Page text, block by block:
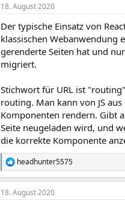
18. August 2020
Der typische Einsatz von
klassischen Webanwendung
gerenderte Seiten hat und
migriert.
Stichwort für URL ist
routing. Man kann von JS
Komponenten rendern. Gibt
Seite neugeladen wird, und
die korrekte Komponente
R
e
a
k
headhunter5575
18. August 2020